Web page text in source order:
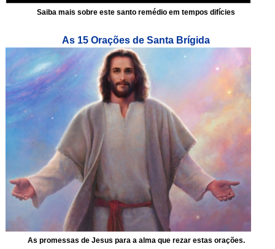
Saiba mais sobre este santo remédio em tempos difícies
As 15 Orações de Santa Brígida
As promessas de Jesus para a alma que rezar estas orações.